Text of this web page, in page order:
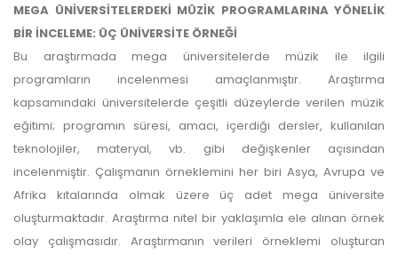
MEGA ÜNİVERSİTELERDEKİ MÜZİK PROGRAMLARINA YÖNELİK
BİR İNCELEME: ÜÇ ÜNİVERSİTE ÖRNEĞİ
Bu araştırmada mega üniversitelerde müzik ile ilgili
programların incelenmesi amaçlanmıştır. Araştırma
kapsamındaki üniversitelerde çeşitli düzeylerde verilen müzik
eğitimi; programın süresi, amacı, içerdiği dersler, kullanılan
teknolojiler, materyal, vb. gibi değişkenler açısından
incelenmiştir. Çalışmanın örneklemini her biri Asya, Avrupa ve
Afrika kıtalarında olmak üzere üç adet mega üniversite
oluşturmaktadır. Araştırma nitel bir yaklaşımla ele alınan örnek
olay çalışmasıdır. Araştırmanın verileri örneklemi oluşturan